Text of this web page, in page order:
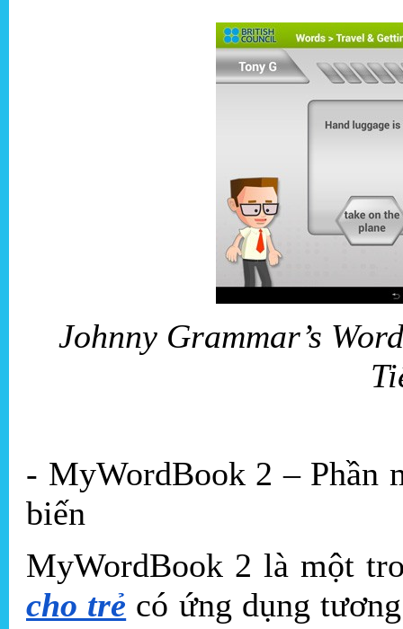
Johnny Grammar’s
- MyWordBook 2 – Phần
biến
MyWordBook 2 là một
cho trẻ có ứng dụng